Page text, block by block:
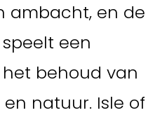
ambacht, en de
een
behoud van
natuur. Isle of